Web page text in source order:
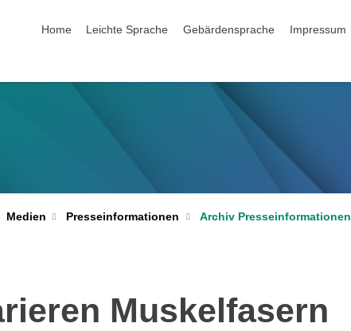
Home
Leichte Sprache Gebärdensprache Impressum
Medien Presseinformationen Archiv Presseinformationen
Muskelfasern